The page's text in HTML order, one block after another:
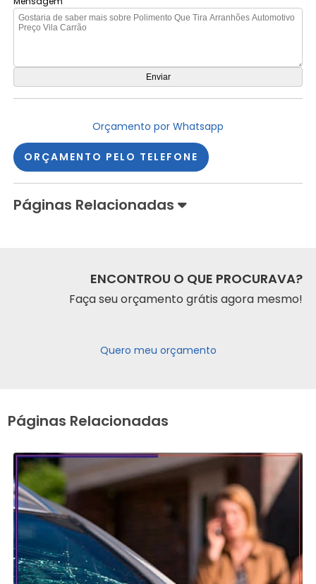
Orçamento por Whatsapp
ORÇAMENTO PELO TELEFONE
Páginas Relacionadas
ENCONTROU O QUE PROCURAVA?
Faça seu orçamento grátis agora mesmo!
Quero meu orçamento
Páginas Relacionadas